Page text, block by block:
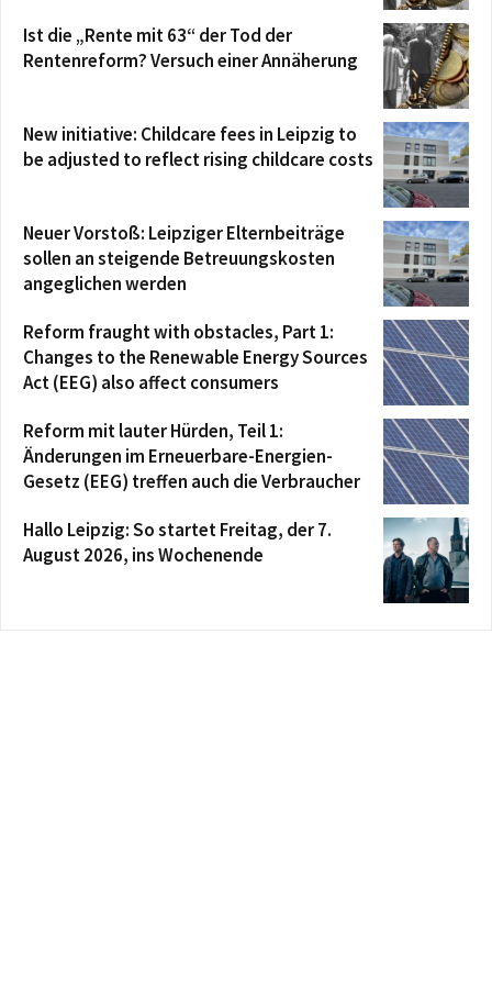
Ist die „Rente mit 63“ der Tod der
Rentenreform? Versuch einer Annäherung
New initiative: Childcare fees in Leipzig to
be adjusted to reflect rising childcare costs
Neuer Vorstoß: Leipziger Elternbeiträge
sollen an steigende Betreuungskosten
angeglichen werden
Reform fraught with obstacles, Part 1:
Changes to the Renewable Energy Sources
Act (EEG) also affect consumers
Reform mit lauter Hürden, Teil 1:
Änderungen im Erneuerbare-Energien-
Gesetz (EEG) treffen auch die Verbraucher
Hallo Leipzig: So startet Freitag, der 7.
August 2026, ins Wochenende